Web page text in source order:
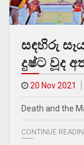
සඳහිරු
දුෂ්ට වූද
20 Nov 2021
Death and the
CONTINUE